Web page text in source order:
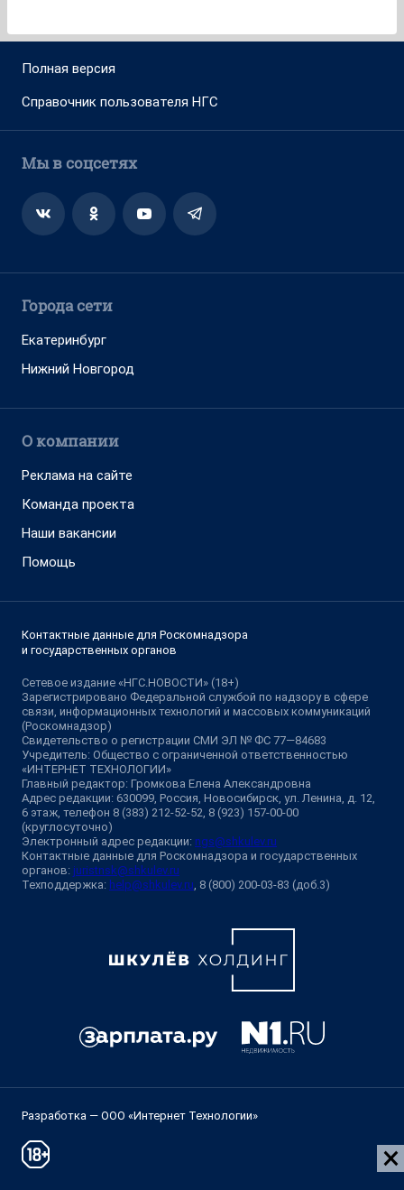
Полная версия
Справочник пользователя НГС
Мы в соцсетях
Города сети
Екатеринбург
Нижний Новгород
О компании
Реклама на сайте
Команда проекта
Наши вакансии
Помощь
Контактные данные для Роскомнадзора
и государственных органов
Сетевое издание «НГС.НОВОСТИ» (18+)
Зарегистрировано Федеральной службой по надзору в сфере
связи, информационных технологий и массовых коммуникаций
(Роскомнадзор)
Свидетельство о регистрации СМИ ЭЛ № ФС 77—84683
Учредитель: Общество с ограниченной ответственностью
«ИНТЕРНЕТ ТЕХНОЛОГИИ»
Главный редактор: Громкова Елена Александровна
Адрес редакции: 630099, Россия, Новосибирск, ул. Ленина, д. 12,
6 этаж, телефон 8 (383) 212-52-52, 8 (923) 157-00-00
(круглосуточно)
Электронный адрес редакции: ngs@shkulev.ru
Контактные данные для Роскомнадзора и государственных
органов: juristnsk@shkulev.ru
Техподдержка: help@shkulev.ru , 8 (800) 200-03-83 (доб.3)
Разработка — ООО «Интернет Технологии»